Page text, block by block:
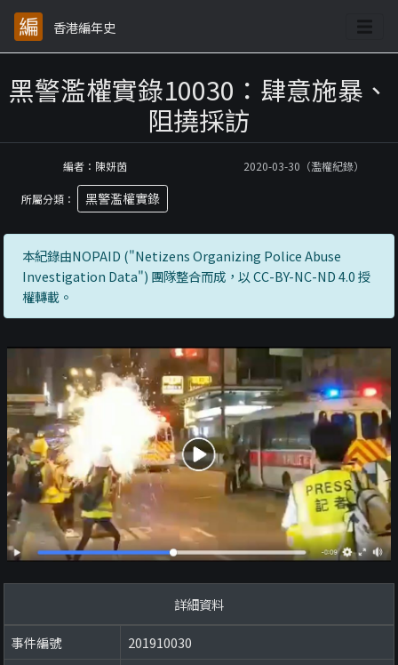
香港編年史
黑警濫權實錄10030：肆意施暴、
阻撓採訪
編者：陳妍茵 2020-03-30（濫權紀錄）
所屬分類： 黑警濫權實錄
本紀錄由NOPAID ("Netizens Organizing Police Abuse
Investigation Data") 團隊整合而成，以 CC-BY-NC-ND 4.0 授
權轉載。
詳細資料
事件編號
201910030